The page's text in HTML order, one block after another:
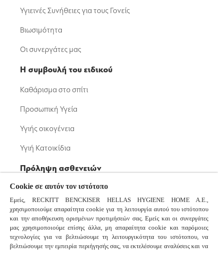
Υγιεινές Συνήθειες για τους Γονείς
Βιωσιμότητα
Οι συνεργάτες μας
Η συμβουλή του ειδικού
Καθάρισμα στο σπίτι
Προσωπική Υγεία
Υγιής οικογένεια
Υγιή Κατοικίδια
Πρόληψη ασθενειών
Μικρόβια: Βακτήρια και Ιοί
Κορονοϊός
Κοινό Κρυολόγημα και Γρίπη
Συχνές ερωτήσεις
Cookie σε αυτόν τον ιστότοπο
Εμείς, RECKITT BENCKISER HELLAS HYGIENE HOME A.E.,
χρησιμοποιούμε απαραίτητα cookie για τη λειτουργία αυτού του ιστότοπου
και την αποθήκευση ορισμένων προτιμήσεών σας. Εμείς και οι συνεργάτες
μας χρησιμοποιούμε επίσης άλλα, μη απαραίτητα cookie και παρόμοιες
τεχνολογίες για να βελτιώσουμε τη λειτουργικότητα του ιστότοπου, να
βελτιώσουμε την εμπειρία περιήγησής σας, να εκτελέσουμε αναλύσεις και να